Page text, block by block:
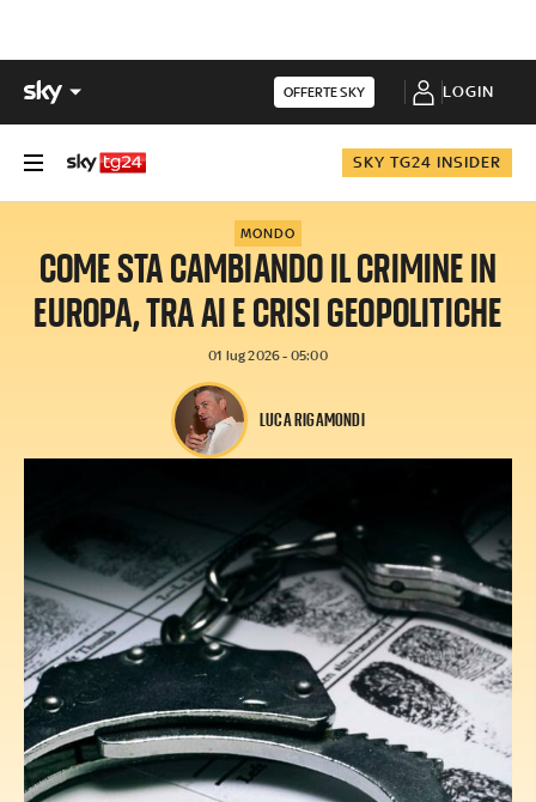
OFFERTE SKY LOGIN
SKY TG24 INSIDER
MONDO
COME STA CAMBIANDO IL CRIMINE IN
EUROPA, TRA AI E CRISI GEOPOLITICHE
01 lug 2026 - 05:00
LUCA RIGAMONDI